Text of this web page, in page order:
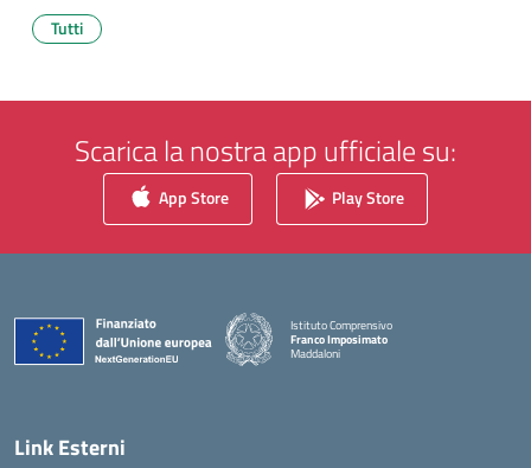
Tutti
Scarica la nostra app ufficiale su:
App Store Play Store
Istituto Comprensivo
Franco Imposimato
Maddaloni
Link Esterni